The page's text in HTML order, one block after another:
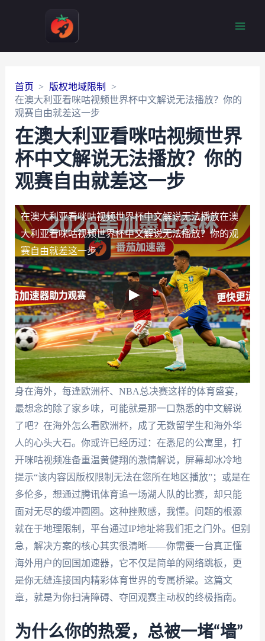
首页
版权地域限制
在澳大利亚看咪咕视频世界杯中文解说无法播放？你的
观赛自由就差这一步
在澳大利亚看咪咕视频世界
杯中文解说无法播放？你的
观赛自由就差这一步
在澳大利亚看咪咕视频世界杯中文解说无法播放在澳
大利亚看咪咕视频世界杯中文解说无法播放？你的观
赛自由就差这一步
身在海外，每逢欧洲杯、NBA总决赛这样的体育盛宴，
最想念的除了家乡味，可能就是那一口熟悉的中文解说
了吧？在海外怎么看欧洲杯，成了无数留学生和海外华
人的心头大石。你或许已经历过：在悉尼的公寓里，打
开咪咕视频准备重温黄健翔的激情解说，屏幕却冰冷地
提示“该内容因版权限制无法在您所在地区播放”；或是在
多伦多，想通过腾讯体育追一场湖人队的比赛，却只能
面对无尽的缓冲圆圈。这种挫败感，我懂。问题的根源
就在于地理限制，平台通过IP地址将我们拒之门外。但别
急，解决方案的核心其实很清晰——你需要一台真正懂
海外用户的回国加速器，它不仅是简单的网络跳板，更
是你无缝连接国内精彩体育世界的专属桥梁。这篇文
章，就是为你扫清障碍、夺回观赛主动权的终极指南。
为什么你的热爱，总被一堵“墙”